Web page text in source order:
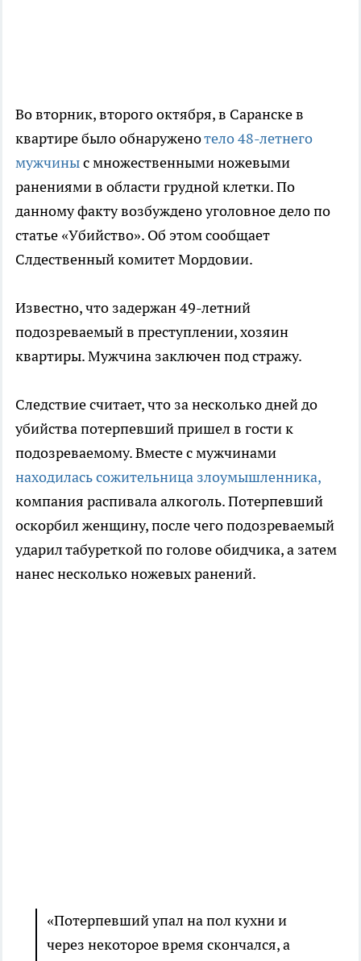
Во вторник, второго октября, в Саранске в
квартире было обнаруженотело 48-летнего
мужчиныс множественными ножевыми
ранениями в области грудной клетки. По
данному факту возбуждено уголовное дело по
статье «Убийство». Об этом сообщает
Слдественный комитет Мордовии.
Известно, что задержан 49-летний
подозреваемый в преступлении, хозяин
квартиры. Мужчина заключен под стражу.
Следствие считает, что за несколько дней до
убийства потерпевший пришел в гости к
подозреваемому. Вместе с мужчинами
находилась сожительница злоумышленника,
компания распивала алкоголь. Потерпевший
оскорбил женщину, после чего подозреваемый
ударил табуреткой по голове обидчика, а затем
нанес несколько ножевых ранений.
«Потерпевший упал на пол кухни и
через некоторое время скончался, а